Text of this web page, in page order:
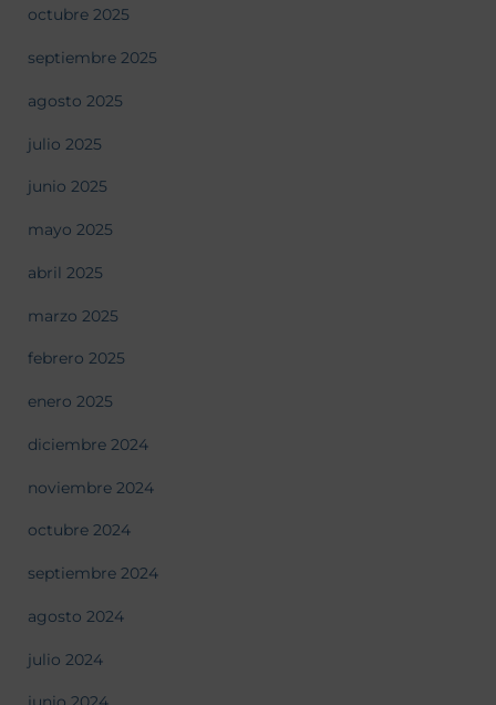
octubre 2025
septiembre 2025
agosto 2025
julio 2025
junio 2025
mayo 2025
abril 2025
marzo 2025
febrero 2025
enero 2025
diciembre 2024
noviembre 2024
octubre 2024
septiembre 2024
agosto 2024
julio 2024